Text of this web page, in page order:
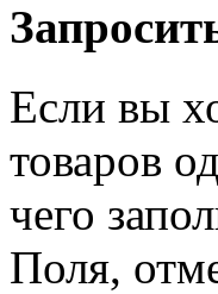
Если вы
товаров
чего
Поля,